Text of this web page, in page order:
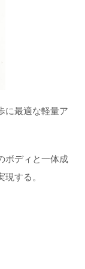
に最適な軽量ア
ボディと一体成
する。